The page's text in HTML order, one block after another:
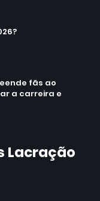
fãs ao
a carreira e
Lacração